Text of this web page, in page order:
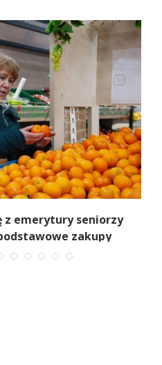
z emerytury seniorzy
zakupy